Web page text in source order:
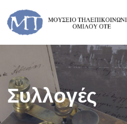
Συλλογές